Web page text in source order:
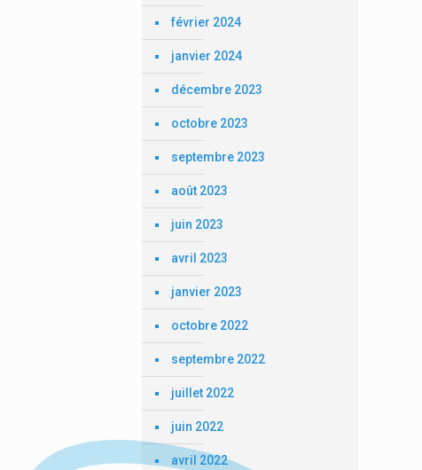
février 2024
janvier 2024
décembre 2023
octobre 2023
septembre 2023
août 2023
juin 2023
avril 2023
janvier 2023
octobre 2022
septembre 2022
juillet 2022
juin 2022
avril 2022